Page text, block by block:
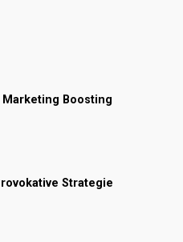
Marketing Boosting
Strategie